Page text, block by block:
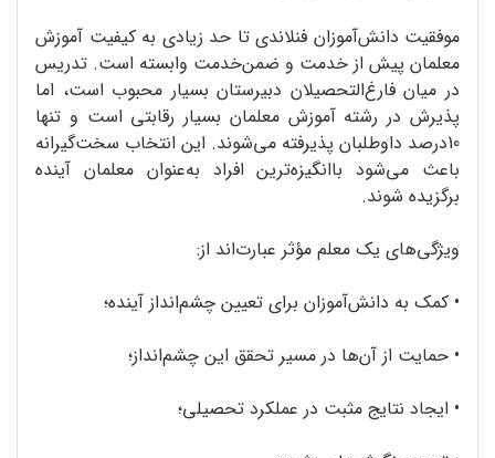
موفقیت دانش‌آموزان فنلاندی تا حد زیادی به کیفیت آموزش
معلمان پیش از خدمت و ضمن‌خدمت وابسته است. تدریس
در میان فارغ‌التحصیلان دبیرستان بسیار محبوب است، اما
پذیرش در رشته آموزش معلمان بسیار رقابتی است و تنها
10درصد داوطلبان پذیرفته می‌شوند. این انتخاب سخت‌گیرانه
باعث می‌شود باانگیزه‌ترین افراد به‌عنوان معلمان آینده
برگزیده شوند.
ویژگی‌های یک معلم مؤثر عبارت‌اند از:
• کمک به دانش‌آموزان برای تعیین چشم‌انداز آینده؛
• حمایت از آن‌ها در مسیر تحقق این چشم‌انداز؛
• ایجاد نتایج مثبت در عملکرد تحصیلی؛